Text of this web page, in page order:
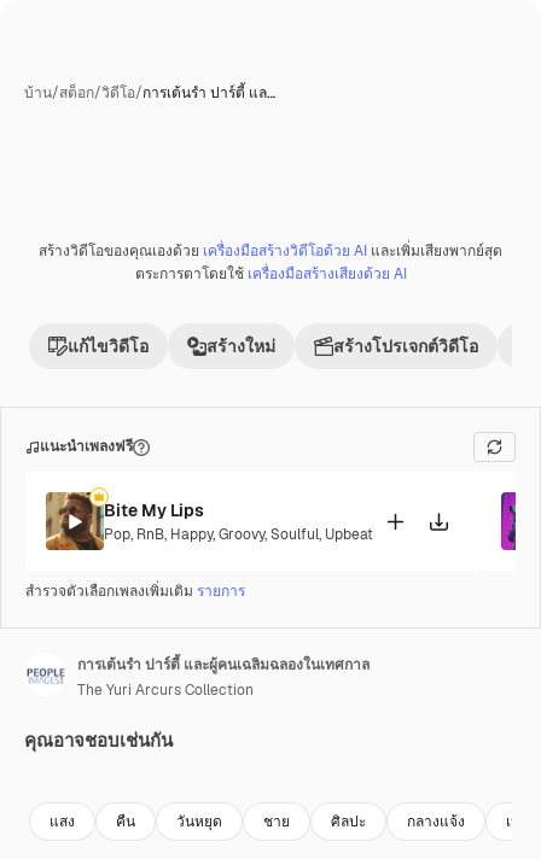
บ้าน/สต็อก/วิดีโอ/การเต้นรำ ปาร์ตี้ แล…
พรีเมี่ยม
สร้างวิดีโอของคุณเองด้วย เครื่องมือสร้างวิดีโอด้วย AI และเพิ่มเสียงพากย์สุด
ตระการตาโดยใช้ เครื่องมือสร้างเสียงด้วย AI
แก้ไขวิดีโอ สร้างใหม่ สร้างโปรเจกต์วิดีโอ
แนะนำเพลงฟรี
Bite My Lips
Pop, RnB, Happy,Groovy,Soulful, Upbeat
สำรวจตัวเลือกเพลงเพิ่มเติม รายการ
การเต้นรำ ปาร์ตี้ และผู้คนเฉลิมฉลองในเทศกาล
The Yuri Arcurs Collection
คุณอาจชอบเช่นกัน
แสง คืน วันหยุด ชาย ศิลปะ กลางแจ้ง เหตุ